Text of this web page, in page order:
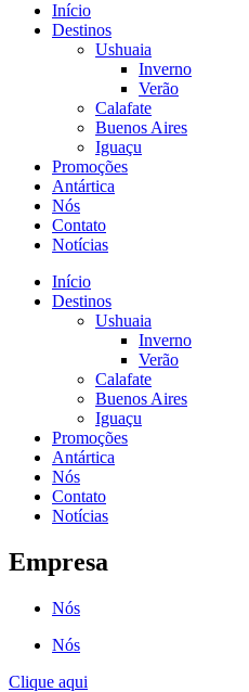
Início
Destinos
Ushuaia
Inverno
Verão
Calafate
Buenos Aires
Iguaçu
Promoções
Antártica
Nós
Contato
Notícias
Início
Destinos
Ushuaia
Inverno
Verão
Calafate
Buenos Aires
Iguaçu
Promoções
Antártica
Nós
Contato
Notícias
Empresa
Nós
Nós
Clique aqui